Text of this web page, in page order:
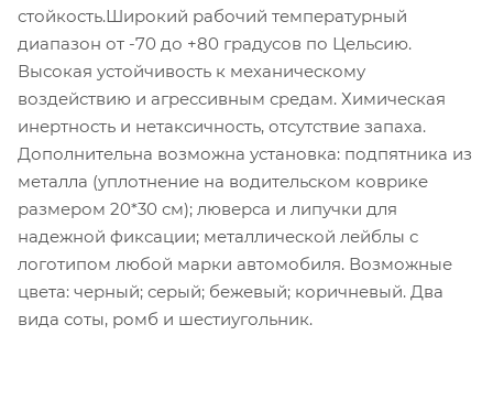
стойкость.Широкий рабочий температурный
диапазон от -70 до +80 градусов по Цельсию.
Высокая устойчивость к механическому
воздействию и агрессивным средам. Химическая
инертность и нетаксичность, отсутствие запаха.
Дополнительна возможна установка: подпятника из
металла (уплотнение на водительском коврике
размером 20*30 см); люверса и липучки для
надежной фиксации; металлической лейблы с
логотипом любой марки автомобиля. Возможные
цвета: черный; серый; бежевый; коричневый. Два
вида соты, ромб и шестиугольник.